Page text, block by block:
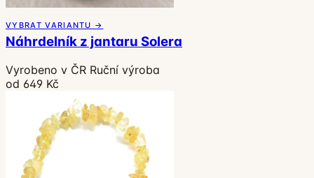
VYBRAT VARIANTU →
Náhrdelník z jantaru Solera
Vyrobeno v ČR Ruční výroba
od 649 Kč